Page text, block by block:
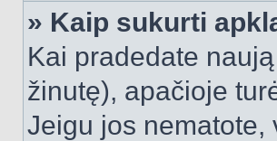
» Kaip sukurti
Kai pradedate
žinutę), apačioje
Jeigu jos nematote,